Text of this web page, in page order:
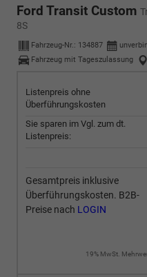
Ford Transit Custom
8S
Fahrzeug-Nr.: 134887
Fahrzeug mit Tageszulassung
Listenpreis ohne
Überführungskosten
Sie sparen im Vgl. zum dt.
Listenpreis:
Gesamtpreis inklusive
Überführungskosten. B2B-
Preise nach LOGIN
19% MwSt.